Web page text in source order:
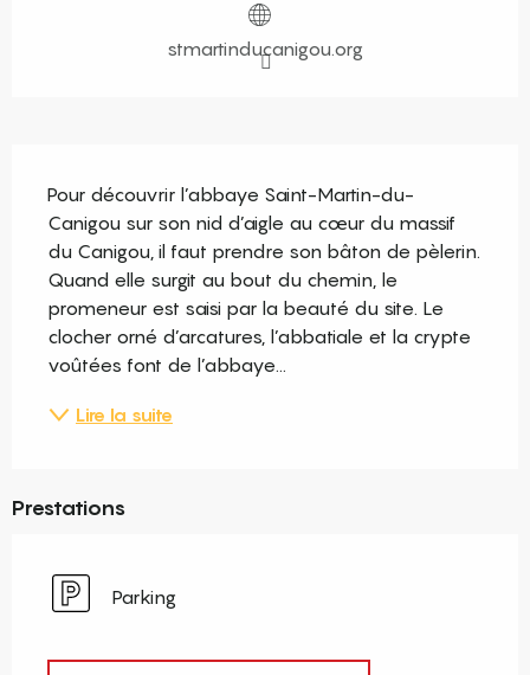
stmartinducanigou.org
Pour découvrir l’abbaye Saint-Martin-du-
Canigou sur son nid d’aigle au cœur du massif
du Canigou, il faut prendre son bâton de pèlerin.
Quand elle surgit au bout du chemin, le
promeneur est saisi par la beauté du site. Le
clocher orné d’arcatures, l’abbatiale et la crypte
voûtées font de l’abbaye...
Lire la suite
Prestations
Parking